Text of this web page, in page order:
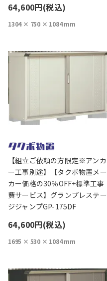
64,600円(税込)
1304 × 750 × 1084 mm
【組立ご依頼の方限定※アンカ
ー工事別途】【タクボ物置メー
カー価格の30％OFF+標準工事
費サービス】グランプレステー
ジジャンプGP-175DF
64,600円(税込)
1695 × 530 × 1084 mm